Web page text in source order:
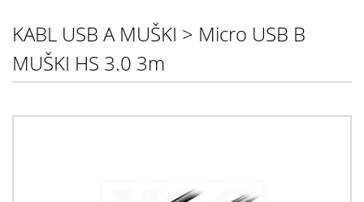
KABL USB A MUŠKI > Micro USB B
MUŠKI HS 3.0 3m